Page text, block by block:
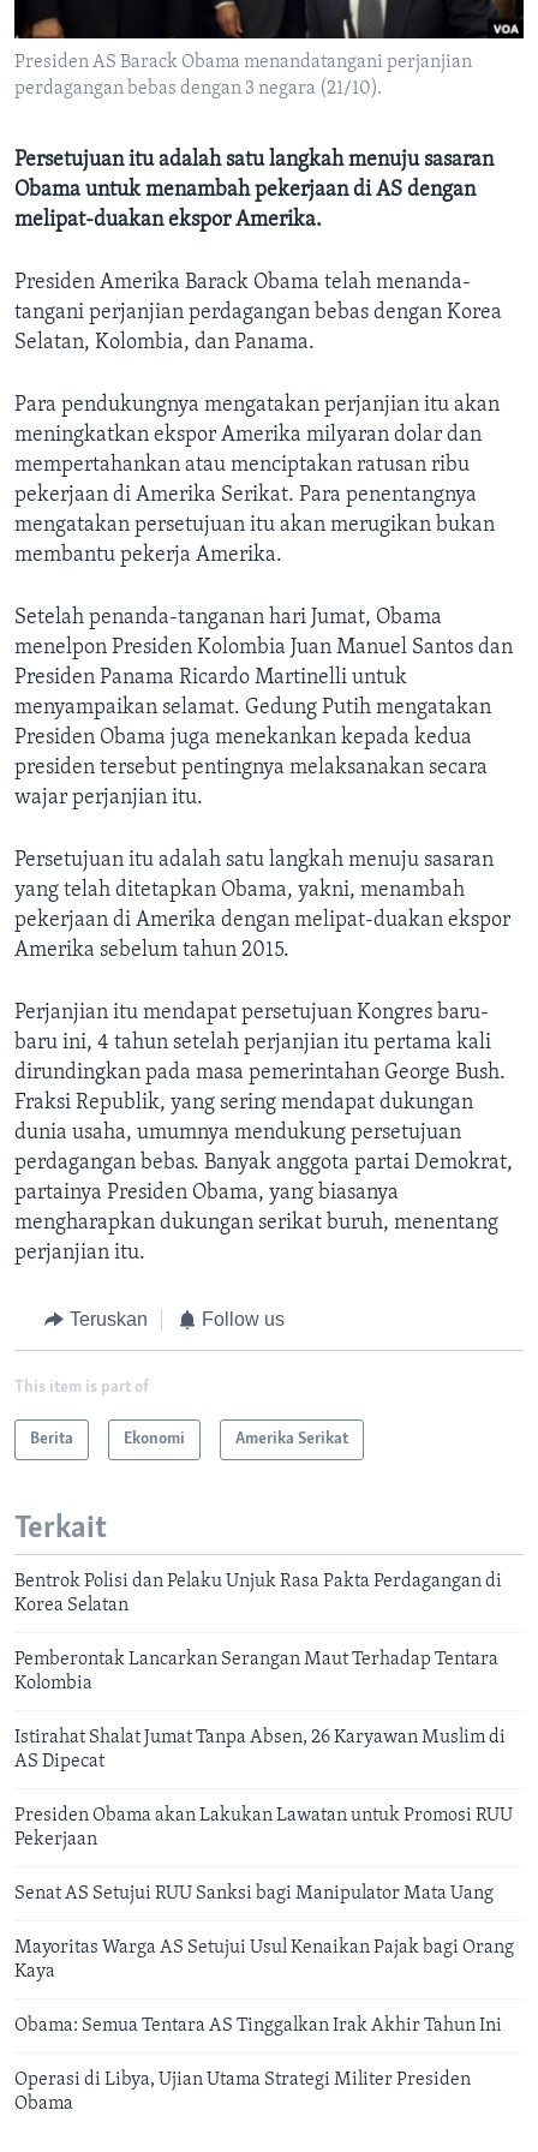
Presiden AS Barack Obama menandatangani perjanjian
perdagangan bebas dengan 3 negara (21/10).
Persetujuan itu adalah satu langkah menuju sasaran
Obama untuk menambah pekerjaan di AS dengan
melipat-duakan ekspor Amerika.
Presiden Amerika Barack Obama telah menanda-
tangani perjanjian perdagangan bebas dengan Korea
Selatan, Kolombia, dan Panama.
Para pendukungnya mengatakan perjanjian itu akan
meningkatkan ekspor Amerika milyaran dolar dan
mempertahankan atau menciptakan ratusan ribu
pekerjaan di Amerika Serikat. Para penentangnya
mengatakan persetujuan itu akan merugikan bukan
membantu pekerja Amerika.
Setelah penanda-tanganan hari Jumat, Obama
menelpon Presiden Kolombia Juan Manuel Santos dan
Presiden Panama Ricardo Martinelli untuk
menyampaikan selamat. Gedung Putih mengatakan
Presiden Obama juga menekankan kepada kedua
presiden tersebut pentingnya melaksanakan secara
wajar perjanjian itu.
Persetujuan itu adalah satu langkah menuju sasaran
yang telah ditetapkan Obama, yakni, menambah
pekerjaan di Amerika dengan melipat-duakan ekspor
Amerika sebelum tahun 2015.
Perjanjian itu mendapat persetujuan Kongres baru-
baru ini, 4 tahun setelah perjanjian itu pertama kali
dirundingkan pada masa pemerintahan George Bush.
Fraksi Republik, yang sering mendapat dukungan
dunia usaha, umumnya mendukung persetujuan
perdagangan bebas. Banyak anggota partai Demokrat,
partainya Presiden Obama, yang biasanya
mengharapkan dukungan serikat buruh, menentang
perjanjian itu.
Teruskan Follow us
This item is part of
Berita Ekonomi Amerika Serikat
Terkait
Bentrok Polisi dan Pelaku Unjuk Rasa Pakta Perdagangan di
Korea Selatan
Pemberontak Lancarkan Serangan Maut Terhadap Tentara
Kolombia
Istirahat Shalat Jumat Tanpa Absen, 26 Karyawan Muslim di
AS Dipecat
Presiden Obama akan Lakukan Lawatan untuk Promosi RUU
Pekerjaan
Senat AS Setujui RUU Sanksi bagi Manipulator Mata Uang
Mayoritas Warga AS Setujui Usul Kenaikan Pajak bagi Orang
Kaya
Obama: Semua Tentara AS Tinggalkan Irak Akhir Tahun Ini
Operasi di Libya, Ujian Utama Strategi Militer Presiden
Obama